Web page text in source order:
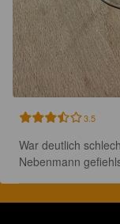
3.5
War deutlich
Nebenmann